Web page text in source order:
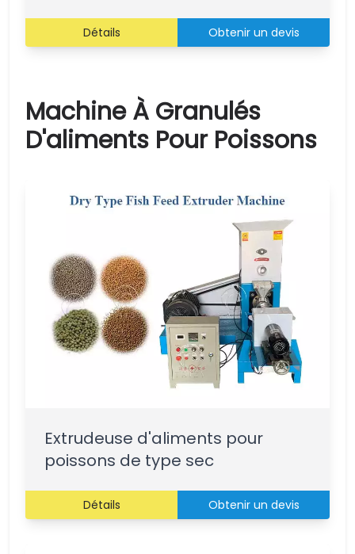
Détails Obtenir un devis
Machine À Granulés
D'aliments Pour Poissons
Extrudeuse d'aliments pour
poissons de type sec
Détails Obtenir un devis